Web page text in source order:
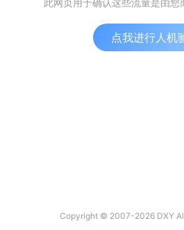
此网页用于确认这些流量是由您
点我进行人机
Copyright © 2007-2026 DXY